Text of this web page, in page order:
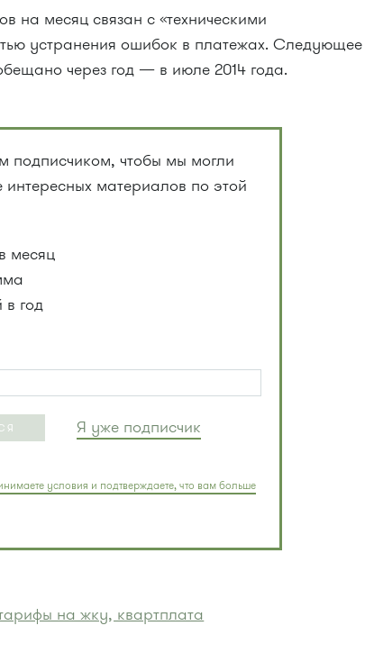
на месяц связан с «техническими
устранения ошибок в платежах. Следующее
через год — в июле 2014 года.
подписчиком, чтобы мы могли
интересных материалов по этой
месяц
год
Я уже подписчик
условия и подтверждаете, что вам больше
на жку, квартплата